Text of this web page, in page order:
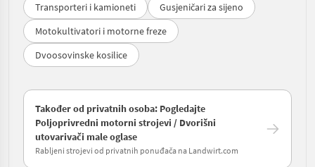
Transporteri i kamioneti
Gusjeničari za sijeno
Motokultivatori i motorne freze
Dvoosovinske kosilice
Također od privatnih osoba: Pogledajte
Poljoprivredni motorni strojevi / Dvorišni
utovarivači male oglase
Rabljeni strojevi od privatnih ponuđača na Landwirt.com